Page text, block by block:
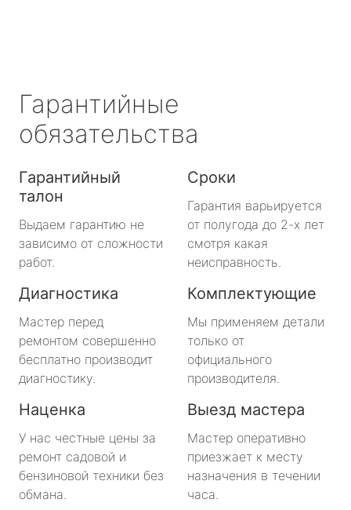
Гарантийные
обязательства
Гарантийный
талон
Выдаем гарантию не
зависимо от сложности
работ.
Сроки
Гарантия варьируется
от полугода до 2-х лет
смотря какая
неисправность.
Диагностика
Мастер перед
ремонтом совершенно
бесплатно производит
диагностику.
Комплектующие
Мы применяем детали
только от
официального
производителя.
Наценка
У нас честные цены за
ремонт садовой и
бензиновой техники без
обмана.
Выезд мастера
Мастер оперативно
приезжает к месту
назначения в течении
часа.